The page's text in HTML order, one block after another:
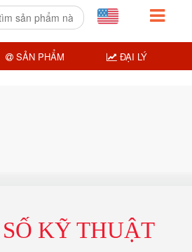
KỸ THUẬT
SẢN PHẨM ĐẠI LÝ